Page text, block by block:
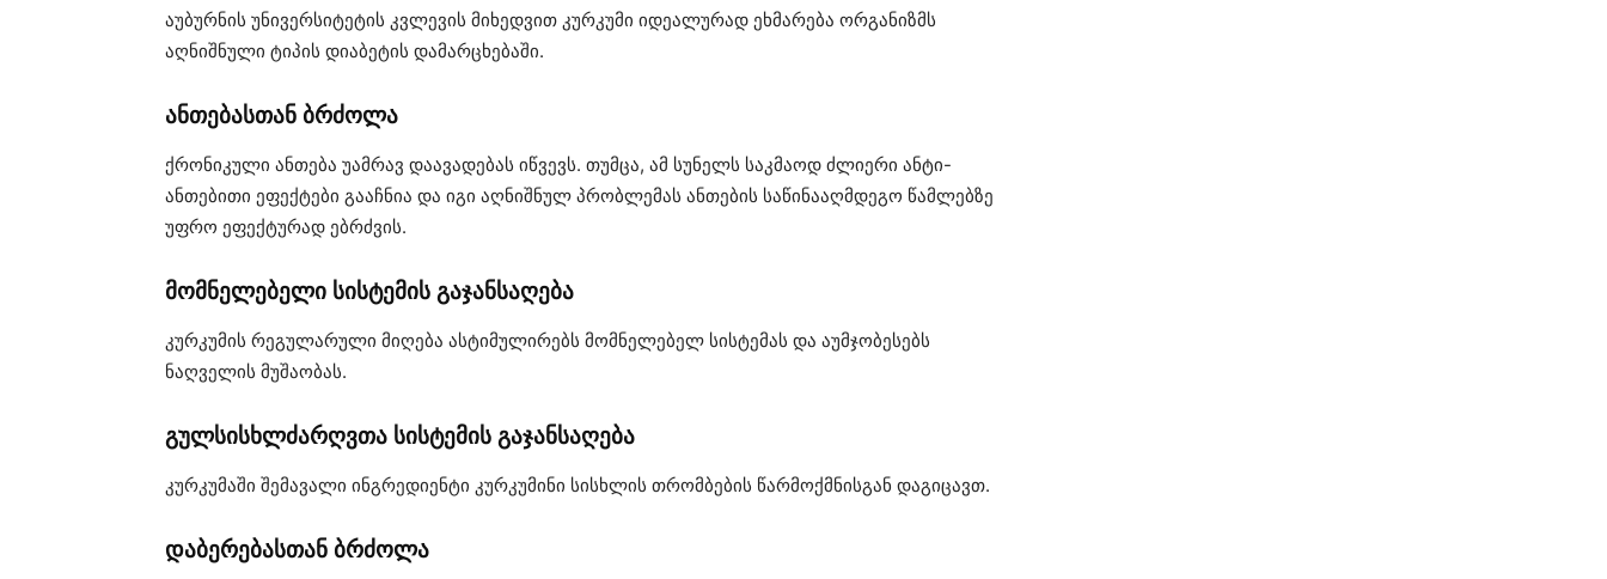
აუბურნის უნივერსიტეტის კვლევის მიხედვით კურკუმი იდეალურად ეხმარება ორგანიზმს
აღნიშნული ტიპის დიაბეტის დამარცხებაში.
ანთებასთან ბრძოლა
ქრონიკული ანთება უამრავ დაავადებას იწვევს. თუმცა, ამ სუნელს საკმაოდ ძლიერი ანტი-
ანთებითი ეფექტები გააჩნია და იგი აღნიშნულ პრობლემას ანთების საწინააღმდეგო წამლებზე
უფრო ეფექტურად ებრძვის.
მომნელებელი სისტემის გაჯანსაღება
კურკუმის რეგულარული მიღება ასტიმულირებს მომნელებელ სისტემას და აუმჯობესებს
ნაღველის მუშაობას.
გულსისხლძარღვთა სისტემის გაჯანსაღება
კურკუმაში შემავალი ინგრედიენტი კურკუმინი სისხლის თრომბების წარმოქმნისგან დაგიცავთ.
დაბერებასთან ბრძოლა